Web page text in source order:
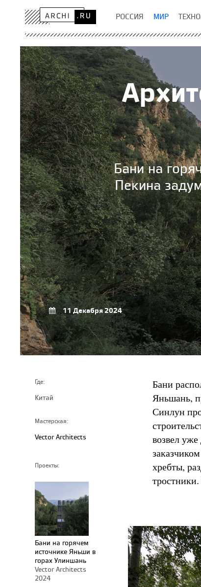
РОССИЯ МИР
Бани на
Пекина
11 Декабря 2024
Где:
Китай
Мастерская:
Vector Architects
Проекты:
Бани на горячем
источнике Яньши в
горах Улиншань
Vector Architects
2024
Бани
Яньшань,
Синлун
возвел
хребты,